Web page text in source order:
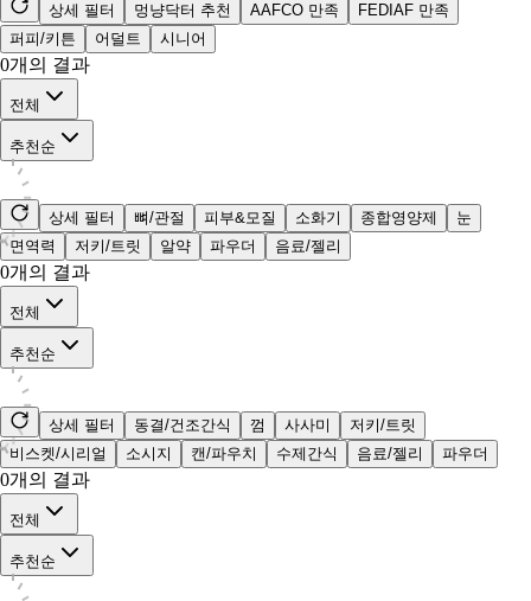
상세 필터
멍냥닥터 추천 AAFCO 만족
FEDIAF 만족
퍼피/키튼
어덜트 시니어
0개의 결과
전체
추천순
상세 필터 뼈/관절 피부&모질 소화기 종합영양제
눈
면역력
저키/트릿 알약 파우더 음료/젤리
0개의 결과
전체
추천순
상세 필터 동결/건조간식 껌 사사미
저키/트릿
비스켓/시리얼
소시지 캔/파우치 수제간식 음료/젤리 파우더
0개의 결과
전체
추천순